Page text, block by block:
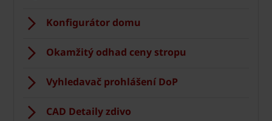
Konfigurátor domu
Okamžitý odhad ceny stropu
Vyhledavač prohlášení DoP
CAD Detaily zdivo